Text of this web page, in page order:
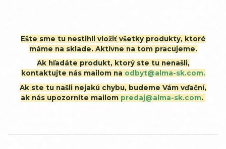
Ešte sme tu nestihli vložiť všetky produkty, ktoré
máme na sklade. Aktívne na tom pracujeme.
Ak hľadáte produkt, ktorý ste tu nenašli,
kontaktujte nás mailom na odbyt@alma-sk.com.
Ak ste tu našli nejakú chybu, budeme Vám vďační,
ak nás upozorníte mailom predaj@alma-sk.com.